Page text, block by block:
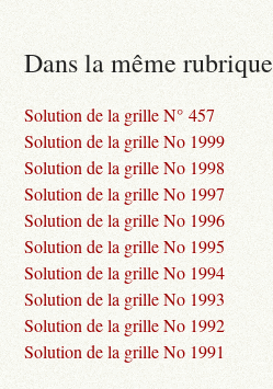
Dans la même rubrique
Solution de la grille N° 457
Solution de la grille No 1999
Solution de la grille No 1998
Solution de la grille No 1997
Solution de la grille No 1996
Solution de la grille No 1995
Solution de la grille No 1994
Solution de la grille No 1993
Solution de la grille No 1992
Solution de la grille No 1991